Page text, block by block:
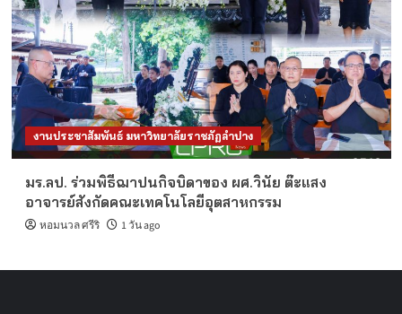
งานประชาสัมพันธ์ มหาวิทยาลัยราชภัฏลำปาง
มร.ลป. ร่วมพิธีฌาปนกิจบิดาของ ผศ.วินัย ต๊ะแสง
อาจารย์สังกัดคณะเทคโนโลยีอุตสาหกรรม
หอมนวล ศรีริ 1 วัน ago